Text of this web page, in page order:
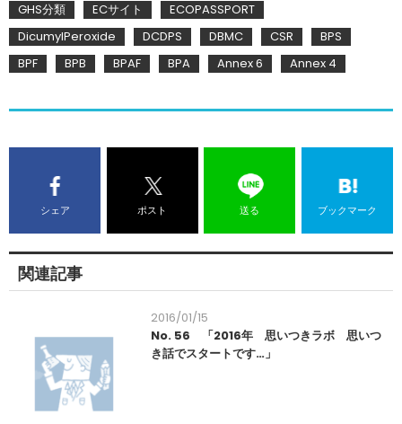
GHS分類
ECサイト
ECOPASSPORT
DicumylPeroxide
DCDPS DBMC CSR
BPS
BPF
BPB BPAF BPA Annex 6 Annex 4
シェア ポスト 送る ブックマーク
関連記事
2016/01/15
No. 56 「2016年 思いつきラボ 思いつ
き話でスタートです…」